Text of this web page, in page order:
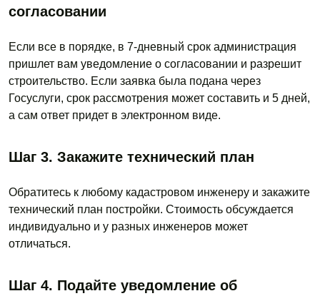
согласовании
Если все в порядке, в 7-дневный срок администрация
пришлет вам уведомление о согласовании и разрешит
строительство. Если заявка была подана через
Госуслуги, срок рассмотрения может составить и 5 дней,
а сам ответ придет в электронном виде.
Шаг 3. Закажите технический план
Обратитесь к любому кадастровом инженеру и закажите
технический план постройки. Стоимость обсуждается
индивидуально и у разных инженеров может
отличаться.
Шаг 4. Подайте уведомление об